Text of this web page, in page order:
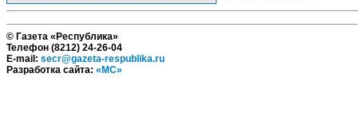
© Газета «Республика»
Телефон (8212) 24-26-04
E-mail: secr@gazeta-respublika.ru
Разработка сайта: «МС»